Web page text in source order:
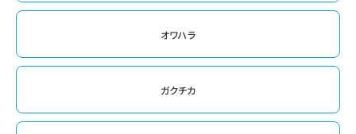
オワハラ
ガクチカ